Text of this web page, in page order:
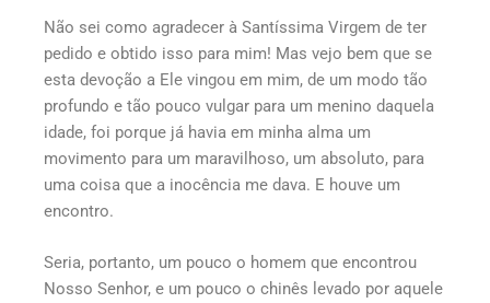
Não sei como agradecer à Santíssima Virgem de ter
pedido e obtido isso para mim! Mas vejo bem que se
esta devoção a Ele vingou em mim, de um modo tão
profundo e tão pouco vulgar para um menino daquela
idade, foi porque já havia em minha alma um
movimento para um maravilhoso, um absoluto, para
uma coisa que a inocência me dava. E houve um
encontro.
Seria, portanto, um pouco o homem que encontrou
Nosso Senhor, e um pouco o chinês levado por aquele